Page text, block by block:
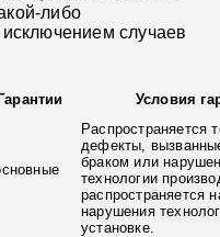
либо
случаев
Условия
Распространяется
дефекты,
браком или
технологии
распространяется
нарушения
установке.